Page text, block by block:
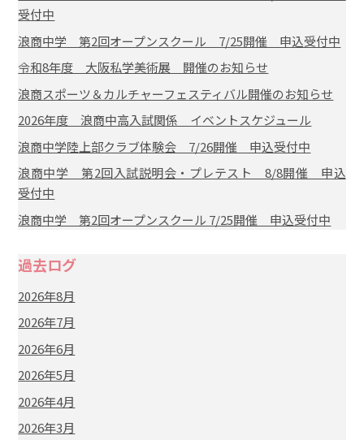
受付中
浪商中学 第2回オープンスクール 7/25開催 申込受付中
令和8年度 大阪私学美術展 開催のお知らせ
浪商スポーツ＆カルチャーフェスティバル開催のお知らせ
2026年度 浪商中高入試関係 イベントスケジュール
浪商中学陸上部クラブ体験会 7/26開催 申込受付中
浪商中学 第2回入試説明会・プレテスト 8/8開催 申込
受付中
浪商中学 第2回オープンスクール 7/25開催 申込受付中
過去ログ
2026年8月
2026年7月
2026年6月
2026年5月
2026年4月
2026年3月